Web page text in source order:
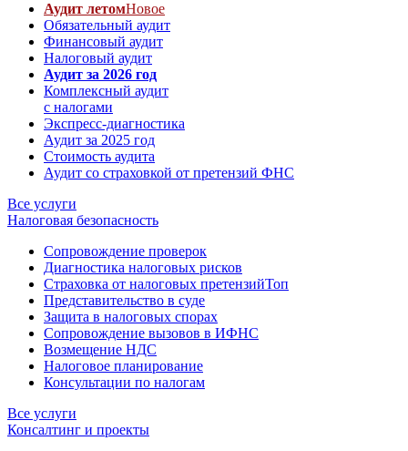
Аудит летомНовое
Обязательный аудит
Финансовый аудит
Налоговый аудит
Аудит за 2026 год
Комплексный аудит
с налогами
Экспресс-диагностика
Аудит за 2025 год
Стоимость аудита
Аудит со страховкой от претензий ФНС
Все услуги
Налоговая безопасность
Сопровождение проверок
Диагностика налоговых рисков
Страховка от налоговых претензийТоп
Представительство в суде
Защита в налоговых спорах
Сопровождение вызовов в ИФНС
Возмещение НДС
Налоговое планирование
Консультации по налогам
Все услуги
Консалтинг и проекты